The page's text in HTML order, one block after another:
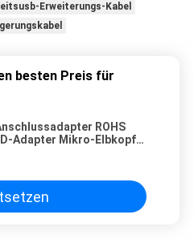
Erweiterungs-Kabel
besten Preis für
ROHS
D-Adapter Mikro-Elbkopf